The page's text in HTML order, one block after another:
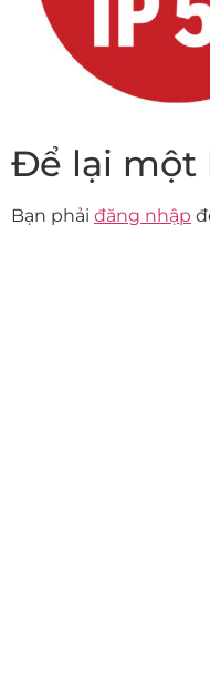
Để lại một
Bạn phải đăng nhập